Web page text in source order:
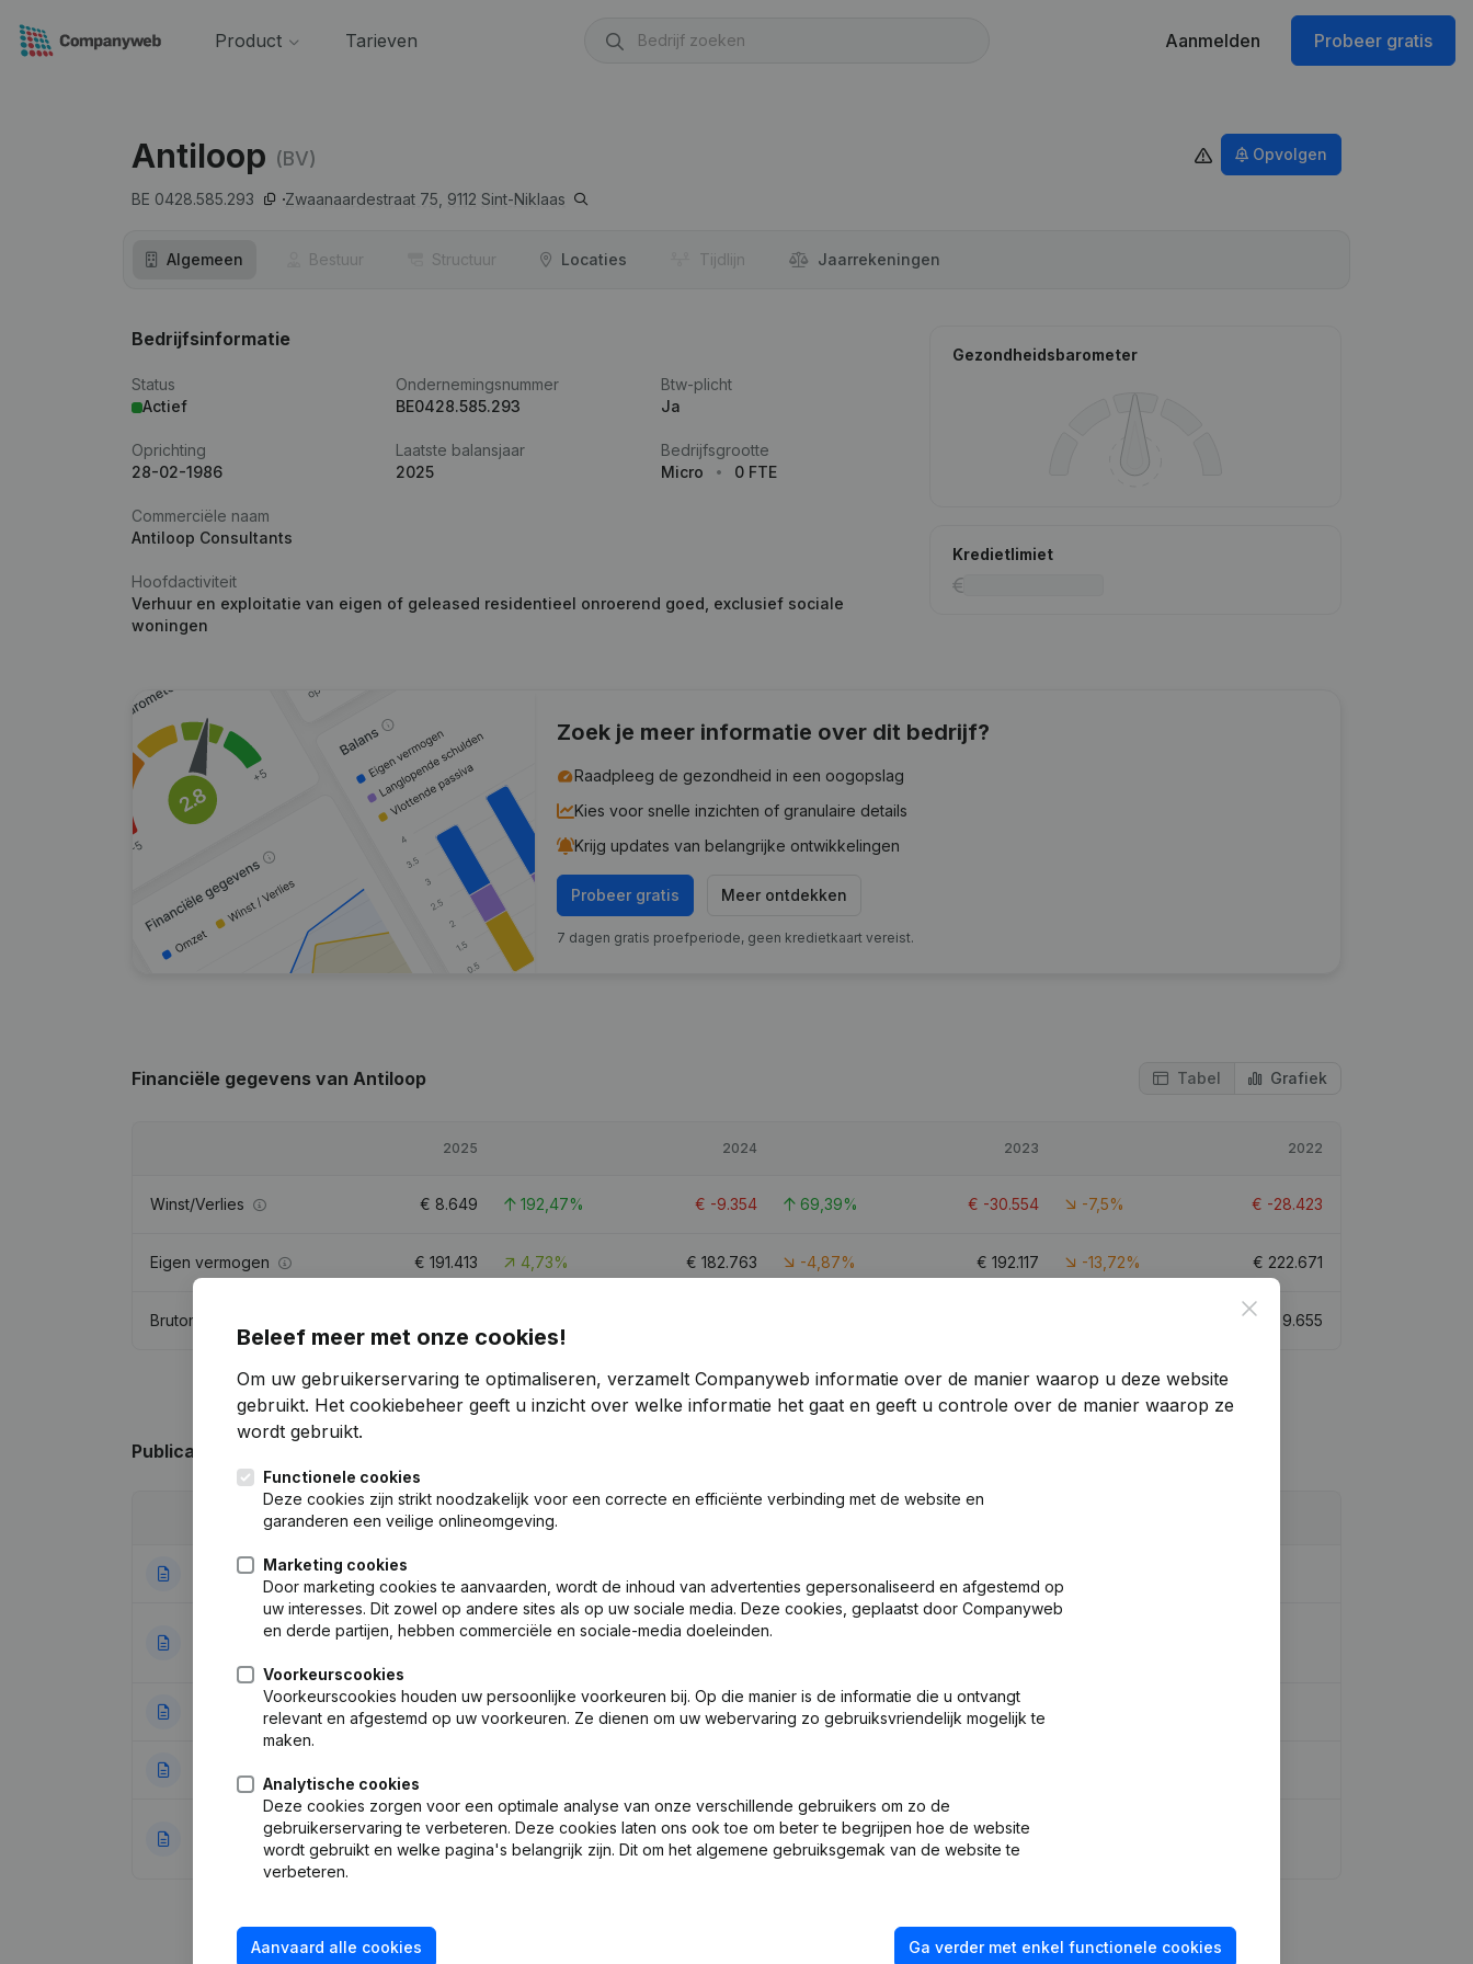
Product Tarieven Aanmelden Probeer gratis
Antiloop (BV)
BE 0428.585.293 Zwaanaardestraat 75, 9112 Sint-Niklaas
Opvolgen
Algemeen Bestuur Structuur Locaties Tijdlijn Jaar­rekeningen
Bedrijfsinformatie
Status
Actief
Ondernemingsnummer
BE0428.585.293
Btw-plicht
Ja
Oprichting
28-02-1986
Laatste balansjaar
2025
Bedrijfsgrootte
Micro
0 FTE
Commerciële naam
Antiloop Consultants
Hoofdactiviteit
Verhuur en exploitatie van eigen of geleased residentieel onroerend goed, exclusief sociale
woningen
Gezondheidsbarometer
Kredietlimiet
Zoek je meer informatie over dit bedrijf?
Raadpleeg de gezondheid in een oogopslag
Kies voor snelle inzichten of granulaire details
Krijg updates van belangrijke ontwikkelingen
Probeer gratis Meer ontdekken
7 dagen gratis proefperiode, geen kredietkaart vereist.
Financiële gegevens van Antiloop Tabel Grafiek
2025 2024 2023 2022
Winst/Verlies € 8.649 192,47% € -9.354 69,39% € -30.554 -7,5% € -28.423
Eigen vermogen € 191.413 4,73% € 182.763 -4,87% € 192.117 -13,72% € 222.671
Brutomarge 9.655
Publicaties
Publicatie
26-05-2025 Ontslagnemingen - Benoemingen
19-12-2023
Statuten (Vertaling, Coördinatie, Overige Wijzigingen, …) - Wijziging Juridische Vorm - Maatschappelijke Zetel - Adressen
29-06-2016 Maatschappelijke Zetel - Adressen Anders Dan Maatschappelijke Zetel
12-02-2008
Benaming - Kapitaal - Aandelen - Ontslagnemingen - Benoemingen - Boekjaar - Statuten (Vertaling, Coördinatie, Overige
Wijzigingen, .)
Close
Beleef meer met onze cookies!
Om uw gebruikerservaring te optimaliseren, verzamelt Companyweb informatie over de manier waarop u deze website
gebruikt. Het cookiebeheer geeft u inzicht over welke informatie het gaat en geeft u controle over de manier waarop ze
wordt gebruikt.
Functionele cookies
Deze cookies zijn strikt noodzakelijk voor een correcte en efficiënte verbinding met de website en
garanderen een veilige onlineomgeving.
Marketing cookies
Door marketing cookies te aanvaarden, wordt de inhoud van advertenties gepersonaliseerd en afgestemd op
uw interesses. Dit zowel op andere sites als op uw sociale media. Deze cookies, geplaatst door Companyweb
en derde partijen, hebben commerciële en sociale-media doeleinden.
Voorkeurscookies
Voorkeurscookies houden uw persoonlijke voorkeuren bij. Op die manier is de informatie die u ontvangt
relevant en afgestemd op uw voorkeuren. Ze dienen om uw webervaring zo gebruiksvriendelijk mogelijk te
maken.
Analytische cookies
Deze cookies zorgen voor een optimale analyse van onze verschillende gebruikers om zo de
gebruikerservaring te verbeteren. Deze cookies laten ons ook toe om beter te begrijpen hoe de website
wordt gebruikt en welke pagina's belangrijk zijn. Dit om het algemene gebruiksgemak van de website te
verbeteren.
Aanvaard alle cookies Ga verder met enkel functionele cookies